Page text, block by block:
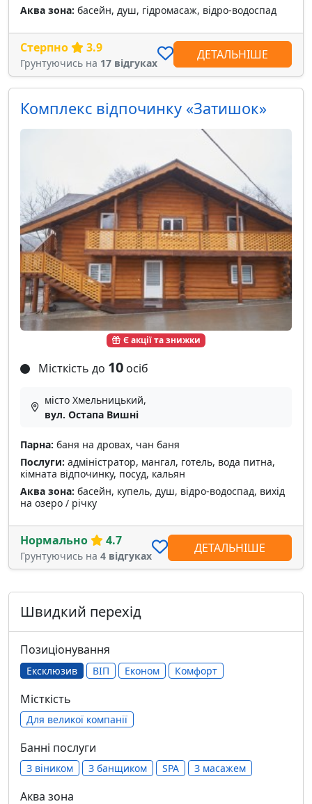
Аква зона: басейн, душ, гідромасаж, відро-водоспад
Стерпно 3.9
Грунтуючись на 17 відгуках
ДЕТАЛЬНІШЕ
Є акції та знижки
Комплекс відпочинку «Затишок»
Місткість до 10 осіб
місто Хмельницький,
вул. Остапа Вишні
Парна: баня на дровах, чан баня
Послуги: адміністратор, мангал, готель, вода питна,
кімната відпочинку, посуд, кальян
Аква зона: басейн, купель, душ, відро-водоспад, вихід
на озеро / річку
Нормально 4.7
Грунтуючись на 4 відгуках
ДЕТАЛЬНІШЕ
Швидкий перехід
Позиціонування
Ексклюзив ВІП Економ Комфорт
Місткість
Для великої компанії
Банні послуги
З віником З банщиком SPA З масажем
Аква зона